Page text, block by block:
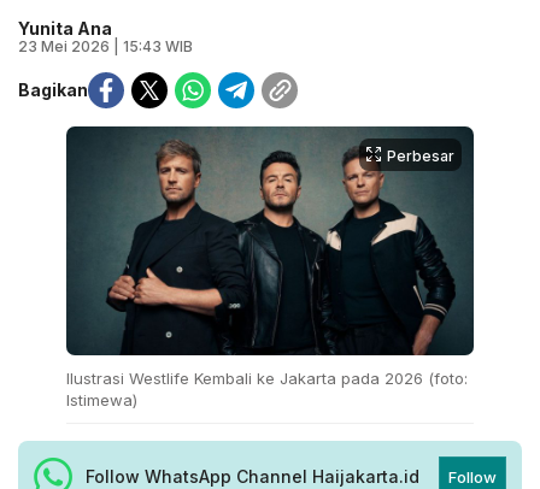
Yunita Ana
23 Mei 2026 | 15:43 WIB
Bagikan
Perbesar
Ilustrasi Westlife Kembali ke Jakarta pada 2026 (foto:
Istimewa)
Follow WhatsApp Channel Haijakarta.id Follow